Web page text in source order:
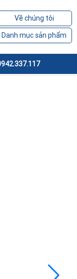
Về chúng tôi
Danh mục sản phẩm